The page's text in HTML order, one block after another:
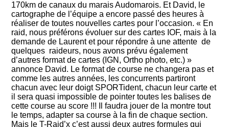
170km de canaux du marais Audomarois. Et David, le
cartographe de l’équipe a encore passé des heures à
réaliser de toutes nouvelles cartes pour l’occasion. « En
raid, nous préférons évoluer sur des cartes IOF, mais à la
demande de Laurent et pour répondre à une attente de
quelques raideurs, nous avons prévu également
d’autres format de cartes (IGN, Ortho photo, etc.) »
annonce David. Le format de course ne changera pas et
comme les autres années, les concurrents partiront
chacun avec leur doigt SPORTident, chacun leur carte et
il sera quasi impossible de pointer toutes les balises de
cette course au score !!! Il faudra jouer de la montre tout
le temps, adapter sa course à la fin de chaque section.
Mais le T-Raid’x c’est aussi deux autres formules qui